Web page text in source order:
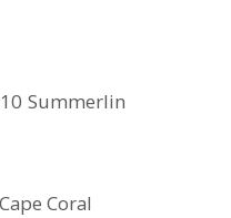
Summerlin
Coral